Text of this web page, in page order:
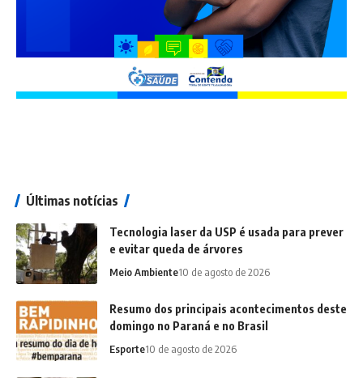
Últimas notícias
Tecnologia laser da USP é usada para prever
e evitar queda de árvores
Meio Ambiente10 de agosto de 2026
Resumo dos principais acontecimentos deste
domingo no Paraná e no Brasil
Esporte10 de agosto de 2026